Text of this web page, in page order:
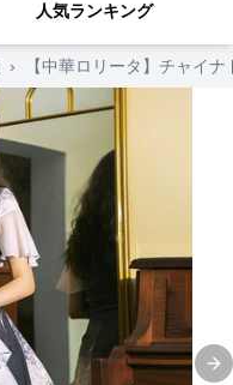
人気ランキング
› 【中華ロリータ】チャイ